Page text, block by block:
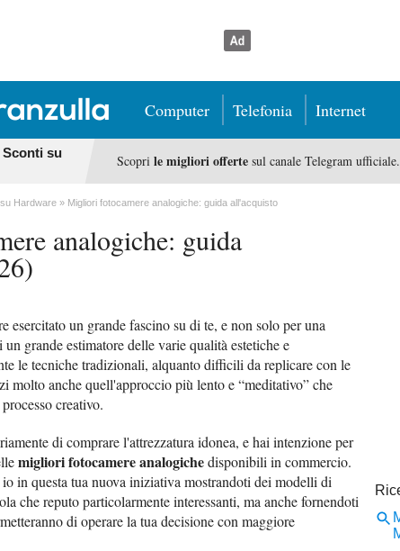
Computer Telefonia Internet
Sconti su
Scopri le migliori offertesul canale Telegram ufficiale.
Hardware Migliori fotocamere analogiche: guida all'acquisto
analogiche: guida
esercitato un grande fascino su di te, e non solo per una
grande estimatore delle varie qualità estetiche e
le tecniche tradizionali, alquanto difficili da replicare con le
molto anche quell'approccio più lento e “meditativo” che
creativo.
di comprare l'attrezzatura idonea, e hai intenzione per
migliori fotocamere analogichedisponibili in commercio.
in questa tua nuova iniziativa mostrandoti dei modelli di
che reputo particolarmente interessanti, ma anche fornendoti
di operare la tua decisione con maggiore